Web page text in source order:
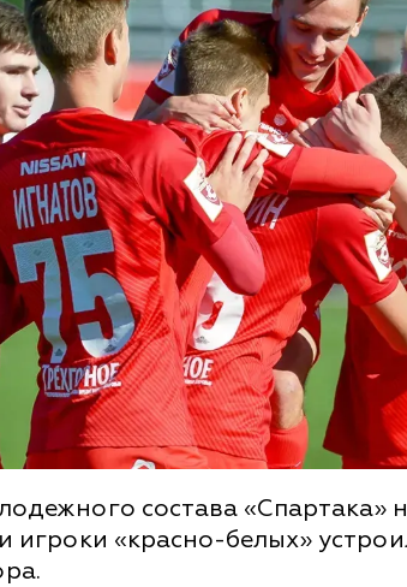
состава «Спартака»
игроки «красно-белых»